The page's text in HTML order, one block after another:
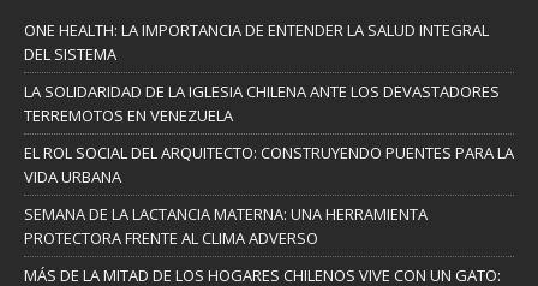
ONE HEALTH: LA IMPORTANCIA DE ENTENDER LA SALUD INTEGRAL
DEL SISTEMA
LA SOLIDARIDAD DE LA IGLESIA CHILENA ANTE LOS DEVASTADORES
TERREMOTOS EN VENEZUELA
EL ROL SOCIAL DEL ARQUITECTO: CONSTRUYENDO PUENTES PARA LA
VIDA URBANA
SEMANA DE LA LACTANCIA MATERNA: UNA HERRAMIENTA
PROTECTORA FRENTE AL CLIMA ADVERSO
MÁS DE LA MITAD DE LOS HOGARES CHILENOS VIVE CON UN GATO: